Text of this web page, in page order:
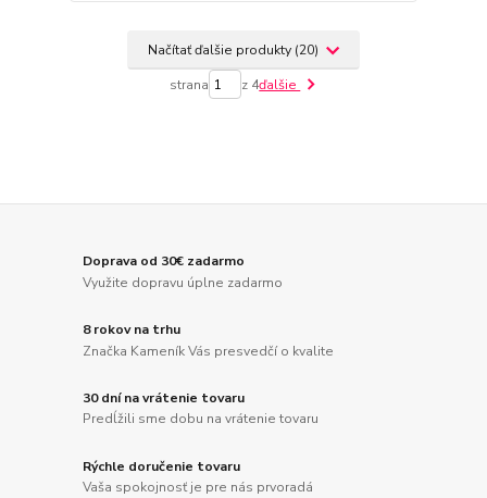
Načítať ďalšie produkty (20)
strana z 4ďalšie
Doprava od 30€ zadarmo
Využite dopravu úplne zadarmo
8 rokov na trhu
Značka Kameník Vás presvedčí o kvalite
30 dní na vrátenie tovaru
Predĺžili sme dobu na vrátenie tovaru
Rýchle doručenie tovaru
Vaša spokojnosť je pre nás prvoradá